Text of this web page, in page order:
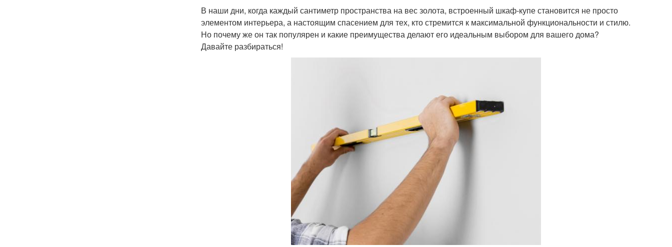
В наши дни, когда каждый сантиметр пространства на вес золота, встроенный шкаф-купе становится не просто
элементом интерьера, а настоящим спасением для тех, кто стремится к максимальной функциональности и стилю.
Но почему же он так популярен и какие преимущества делают его идеальным выбором для вашего дома?
Давайте разбираться!